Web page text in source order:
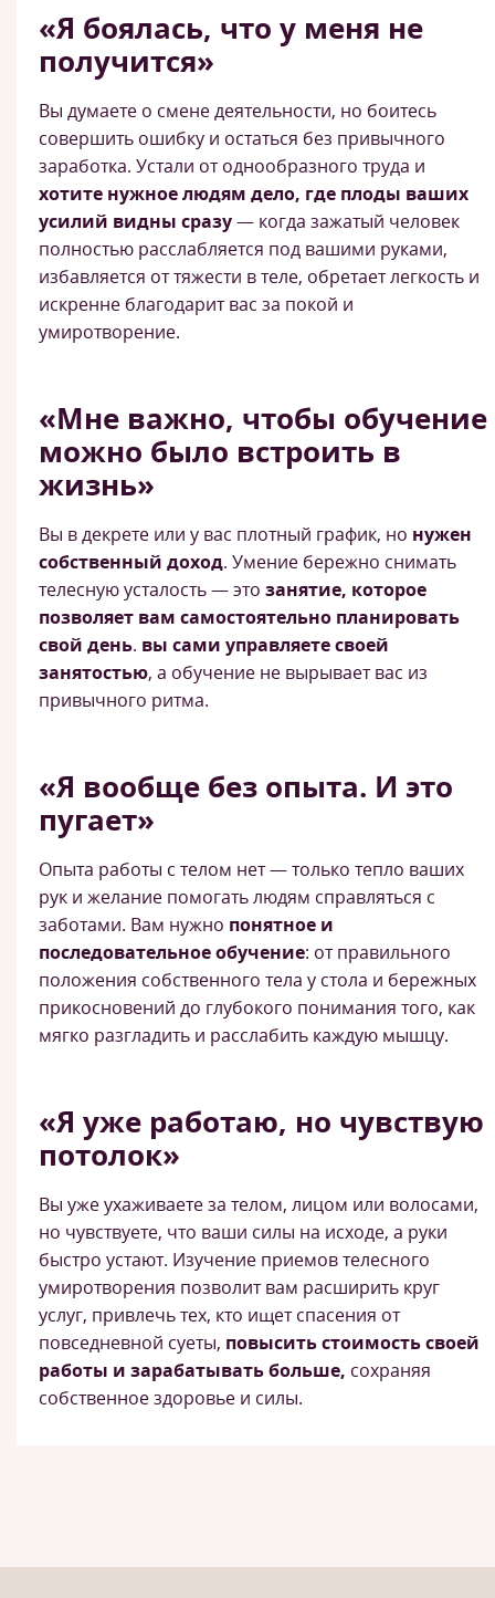
«Я боялась, что у меня не
получится»
Вы думаете о смене деятельности, но боитесь
совершить ошибку и остаться без привычного
заработка. Устали от однообразного труда и
хотите нужное людям дело, где плоды ваших
усилий видны сразу— когда зажатый человек
полностью расслабляется под вашими руками,
избавляется от тяжести в теле, обретает легкость и
искренне благодарит вас за покой и
умиротворение.
«Мне важно, чтобы обучение
можно было встроить в
жизнь»
Вы в декрете или у вас плотный график, но нужен
собственный доход. Умение бережно снимать
телесную усталость — это занятие, которое
позволяет вам самостоятельно планировать
свой день. вы сами управляете своей
занятостью, а обучение не вырывает вас из
привычного ритма.
«Я вообще без опыта. И это
пугает»
Опыта работы с телом нет — только тепло ваших
рук и желание помогать людям справляться с
заботами. Вам нужно понятное и
последовательное обучение: от правильного
положения собственного тела у стола и бережных
прикосновений до глубокого понимания того, как
мягко разгладить и расслабить каждую мышцу.
«Я уже работаю, но чувствую
потолок»
Вы уже ухаживаете за телом, лицом или волосами,
но чувствуете, что ваши силы на исходе, а руки
быстро устают. Изучение приемов телесного
умиротворения позволит вам расширить круг
услуг, привлечь тех, кто ищет спасения от
повседневной суеты, повысить стоимость своей
работы и зарабатывать больше, сохраняя
собственное здоровье и силы.